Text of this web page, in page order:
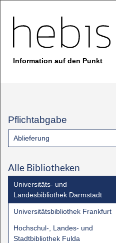
Information auf den Punkt
Pflichtabgabe
Ablieferung
Alle Bibliotheken
Universitäts- und
Landesbibliothek Darmstadt
Universitätsbibliothek Frankfurt
Hochschul-, Landes- und
Stadtbibliothek Fulda